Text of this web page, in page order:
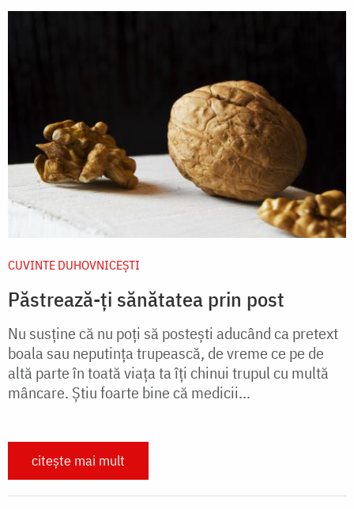
CUVINTE DUHOVNICEȘTI
Păstrează-ți sănătatea prin post
Nu susține că nu poți să postești aducând ca pretext
boala sau neputința trupească, de vreme ce pe de
altă parte în toată viața ta îți chinui trupul cu multă
mâncare. Știu foarte bine că medicii...
citește mai mult